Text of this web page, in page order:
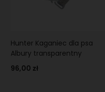
Hunter Kaganiec dla psa
Albury transparentny
96,00 zł